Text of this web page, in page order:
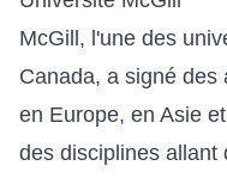
McGill, l'une des
Canada, a signé des
en Europe, en Asie
des disciplines allant